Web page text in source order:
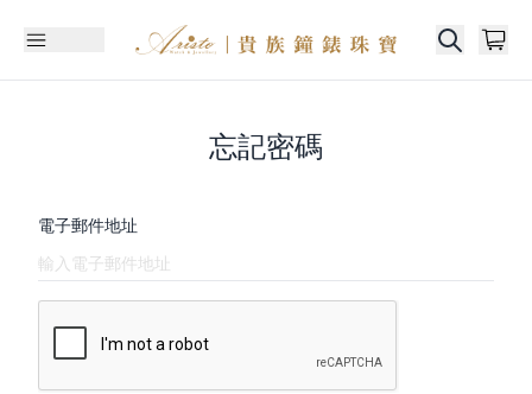
忘記密碼
電子郵件地址